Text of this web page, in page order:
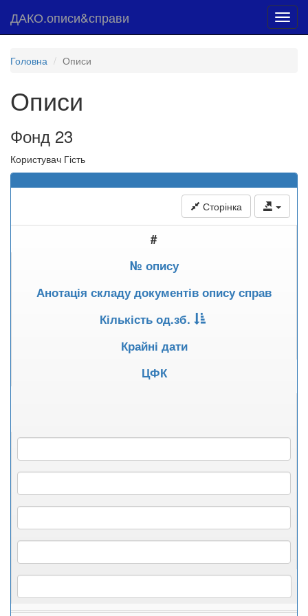
ДАКО.описи&справи
Головна Описи
Описи
Фонд 23
Користувач Гість
Сторінка
#
№ опису
Анотація складу документів опису справ
Кількість од.зб.
Крайні дати
ЦФК